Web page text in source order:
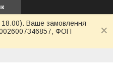
18.00). Ваше замовлення
ФОП